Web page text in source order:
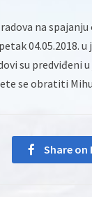
na
04.05.2018.
su predviđeni
se obratiti
Share on